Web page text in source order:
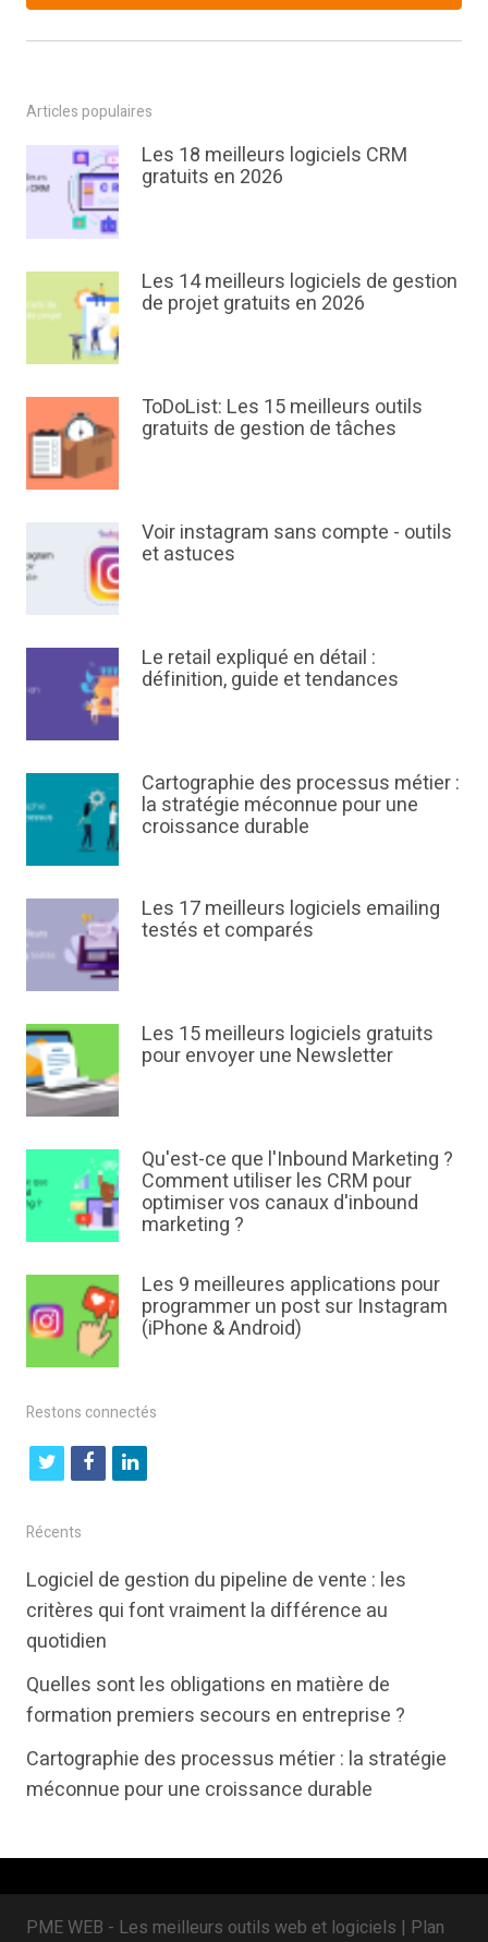
Articles populaires
Les 18 meilleurs logiciels CRM
gratuits en 2026
Les 14 meilleurs logiciels de gestion
de projet gratuits en 2026
ToDoList: Les 15 meilleurs outils
gratuits de gestion de tâches
Voir instagram sans compte - outils
et astuces
Le retail expliqué en détail :
définition, guide et tendances
Cartographie des processus métier :
la stratégie méconnue pour une
croissance durable
Les 17 meilleurs logiciels emailing
testés et comparés
Les 15 meilleurs logiciels gratuits
pour envoyer une Newsletter
Qu'est-ce que l'Inbound Marketing ?
Comment utiliser les CRM pour
optimiser vos canaux d'inbound
marketing ?
Les 9 meilleures applications pour
programmer un post sur Instagram
(iPhone & Android)
Restons connectés
t
i
t
t
e
f
b
o
k
l
e
i
n
Récents
Logiciel de gestion du pipeline de vente : les
critères qui font vraiment la différence au
quotidien
Quelles sont les obligations en matière de
formation premiers secours en entreprise ?
Cartographie des processus métier : la stratégie
méconnue pour une croissance durable
PME WEB - Les meilleurs outils web et logiciels | Plan